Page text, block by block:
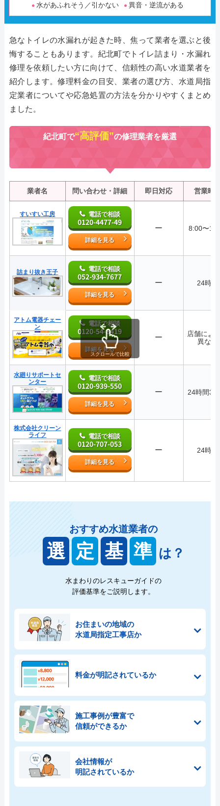
水があふれそう／引かない
異音・逆流がある
急なトイレの水漏れが起きた時、焦って業者を選ぶと後
悔することもあります。紀北町でトイレ詰まり・水漏れ
修理を依頼したい方に向けて、信頼性の高い水道業者を
紹介します。修理料金の目安、業者の選び方、水道局指
定業者についてや応急処置の方法を分かりやすくまとめ
ました。
紀北町で“高評価”の修理業者を厳選
業者名 問い合わせ・詳細 即日対応 営業時
すいすい工房 電話で相談
0120-4477-49
詳細を見る
ー 8:00〜
詰まり抜き王子 電話で相談
052-934-7677
詳細を見る
ー 24時間
アトム電器チェー
ン
電話で相談
0120-54-8419
詳細を見る
ー
店舗によ
異なる
水廻りサポートセ
ンター
電話で相談
0120-939-550
詳細を見る
ー 24時間
株式会社クリーン
ライフ
電話で相談
0120-707-053
詳細を見る
ー 24時間
スクロールで比較
おすすめ水道業者の
選 定 基 準 は？
水まわりのレスキューガイドの
評価基準をご説明します。
お住まいの地域の
水道局指定工事店か
料金が明記されているか
施工事例が豊富で
信頼ができるか
会社情報が
明記されているか